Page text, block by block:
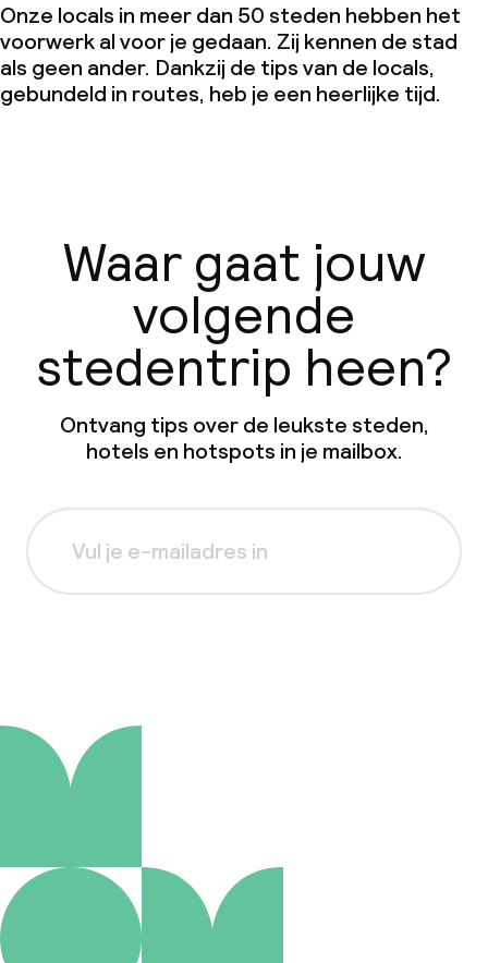
Onze locals in meer dan 50 steden hebben het
voorwerk al voor je gedaan. Zij kennen de stad
als geen ander. Dankzij de tips van de locals,
gebundeld in routes, heb je een heerlijke tijd.
Waar gaat jouw
volgende
stedentrip heen?
Ontvang tips over de leukste steden,
hotels en hotspots in je mailbox.